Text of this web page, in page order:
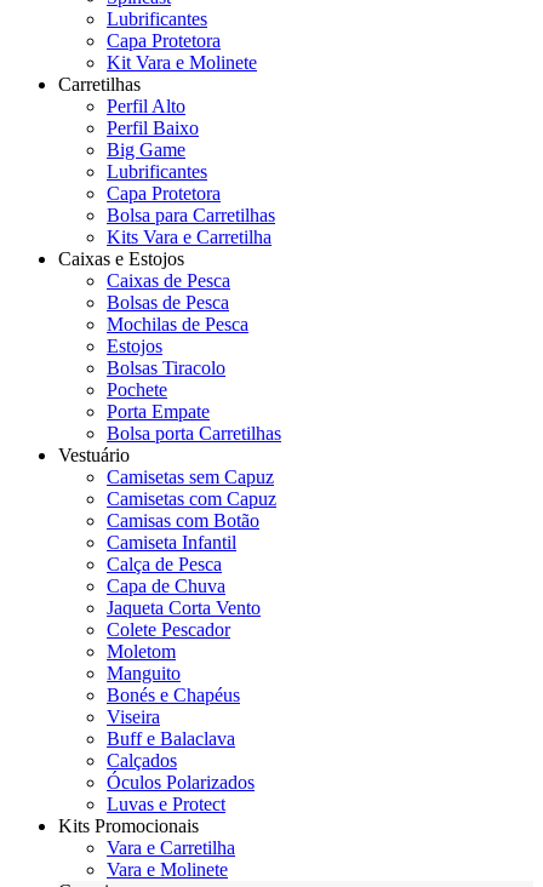
Lubrificantes
Capa Protetora
Kit Vara e Molinete
Carretilhas
Perfil Alto
Perfil Baixo
Big Game
Lubrificantes
Capa Protetora
Bolsa para Carretilhas
Kits Vara e Carretilha
Caixas e Estojos
Caixas de Pesca
Bolsas de Pesca
Mochilas de Pesca
Estojos
Bolsas Tiracolo
Pochete
Porta Empate
Bolsa porta Carretilhas
Vestuário
Camisetas sem Capuz
Camisetas com Capuz
Camisas com Botão
Camiseta Infantil
Calça de Pesca
Capa de Chuva
Jaqueta Corta Vento
Colete Pescador
Moletom
Manguito
Bonés e Chapéus
Viseira
Buff e Balaclava
Calçados
Óculos Polarizados
Luvas e Protect
Kits Promocionais
Vara e Carretilha
Vara e Molinete